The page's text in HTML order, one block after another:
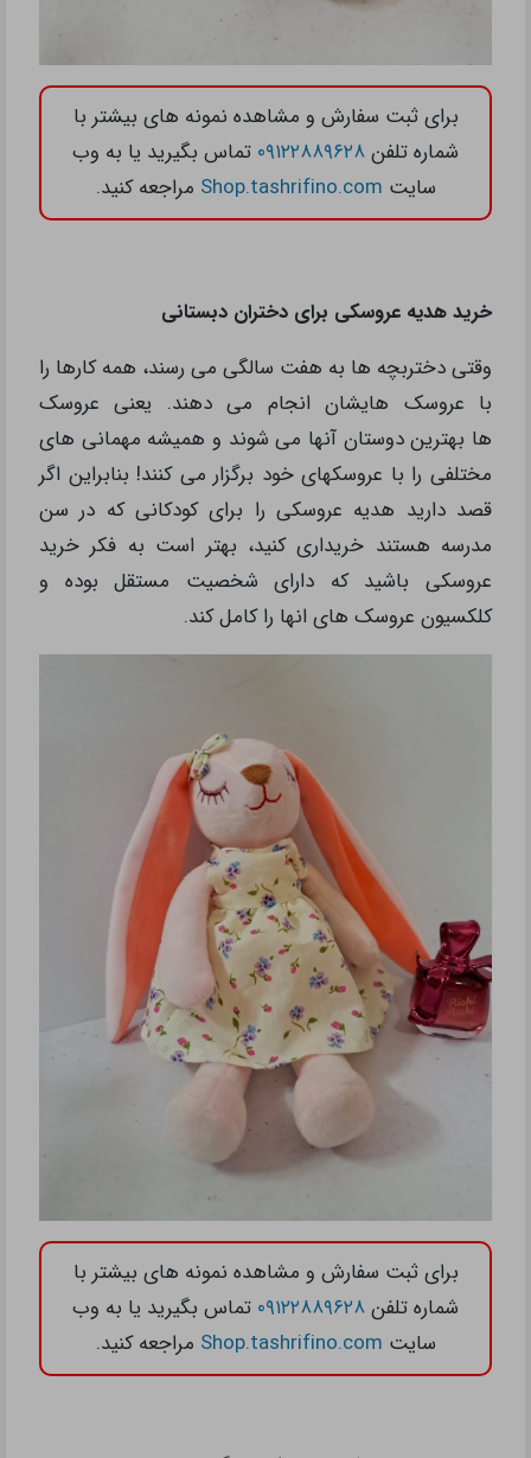
برای ثبت سفارش و مشاهده نمونه های بیشتر با
شماره تلفن۰۹۱۲۲۸۸۹۶۲۸ تماس بگیرید یا به وب
سایت Shop.tashrifino.com مراجعه کنید.
خرید هدیه عروسکی برای دختران دبستانی
وقتی دختربچه ها به هفت سالگی می رسند، همه کارها را
با عروسک هایشان انجام می دهند. یعنی عروسک
ها بهترین دوستان آنها می شوند و همیشه مهمانی های
مختلفی را با عروسکهای خود برگزار می کنند! بنابراین اگر
قصد دارید هدیه عروسکی را برای کودکانی که در سن
مدرسه هستند خریداری کنید، بهتر است به فکر خرید
عروسکی باشید که دارای شخصیت مستقل بوده و
کلکسیون عروسک های انها را کامل کند.
برای ثبت سفارش و مشاهده نمونه های بیشتر با
شماره تلفن۰۹۱۲۲۸۸۹۶۲۸ تماس بگیرید یا به وب
سایت Shop.tashrifino.com مراجعه کنید.